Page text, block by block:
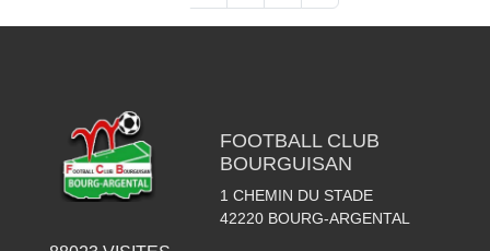
FOOTBALL CLUB
BOURGUISAN
1 CHEMIN DU STADE
42220 BOURG-ARGENTAL